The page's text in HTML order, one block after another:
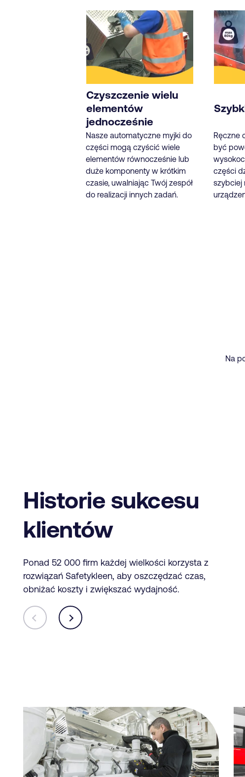
Czyszczenie wielu
elementów
jednocześnie
Nasze automatyczne myjki do
części mogą czyścić wiele
elementów równocześnie lub
duże komponenty w krótkim
czasie, uwalniając Twój zespół
do realizacji innych zadań.
Ręczne
być
części
szybciej
Na
Historie sukcesu
klientów
Ponad 52 000 firm każdej wielkości korzysta z
rozwiązań Safetykleen, aby oszczędzać czas,
obniżać koszty i zwiększać wydajność.